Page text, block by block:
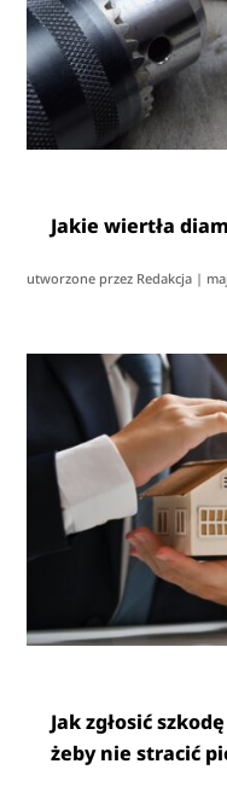
Jakie wiertła
utworzone przez Redakcja |
Jak zgłosić
żeby nie stracić